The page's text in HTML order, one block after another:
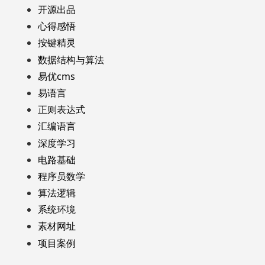
开源出品
心得感悟
按键精灵
数据结构与算法
易优cms
易语言
正则表达式
汇编语言
深度学习
电路基础
程序员数学
算法逻辑
系统环境
素材网址
项目案例